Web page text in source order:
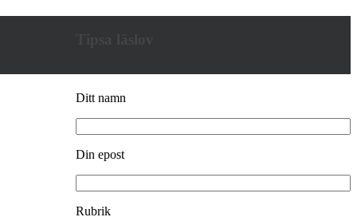
Ditt namn
Din epost
Rubrik